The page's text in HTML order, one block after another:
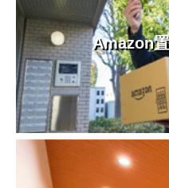
Amazon